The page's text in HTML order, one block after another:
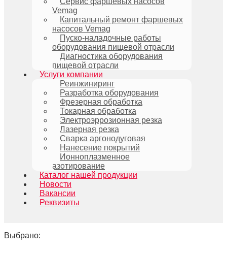
Vemag
Капитальный ремонт фаршевых
насосов Vemag
Пуско-наладочные работы
оборудования пищевой отрасли
Диагностика оборудования
пищевой отрасли
Услуги компании
Реинжиниринг
Разработка оборудования
Фрезерная обработка
Токарная обработка
Электроэррозионная резка
Лазерная резка
Сварка аргонодуговая
Нанесение покрытий
Ионноплазменное
азотирование
Каталог нашей продукции
Новости
Вакансии
Реквизиты
Выбрано: